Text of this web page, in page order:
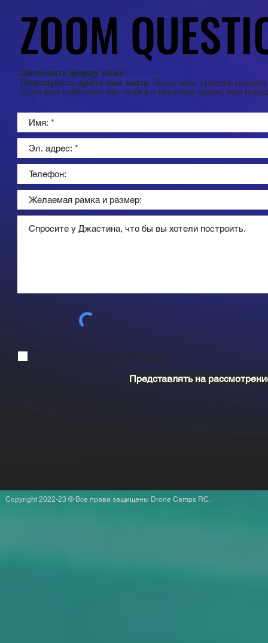
ZOOM
ZOOM
Заполните форму ниже :
Пожалуйста, дайте нам знать :Ваше имя, уровень
Если вам требуется настройка и привязка радио, нам
I agree to the terms & conditions
Представлять на
Copyright 2022-23 ® Все права защищены Drone Camps RC.